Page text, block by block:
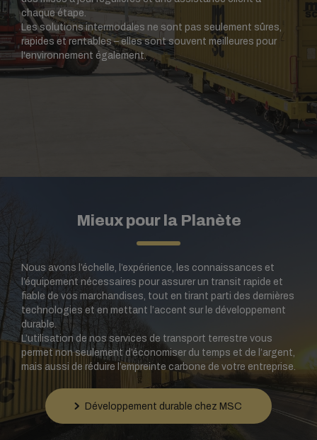
chaque étape.
Les solutions intermodales ne sont pas seulement sûres,
rapides et rentables – elles sont souvent meilleures pour
l'environnement également.
Mieux pour la Planète
Nous avons l’échelle, l’expérience, les connaissances et
l’équipement nécessaires pour assurer un transit rapide et
fiable de vos marchandises, tout en tirant parti des dernières
technologies et en mettant l’accent sur le développement
durable.
L’utilisation de nos services de transport terrestre vous
permet non seulement d’économiser du temps et de l’argent,
mais aussi de réduire l’empreinte carbone de votre entreprise.
Développement durable chez MSC